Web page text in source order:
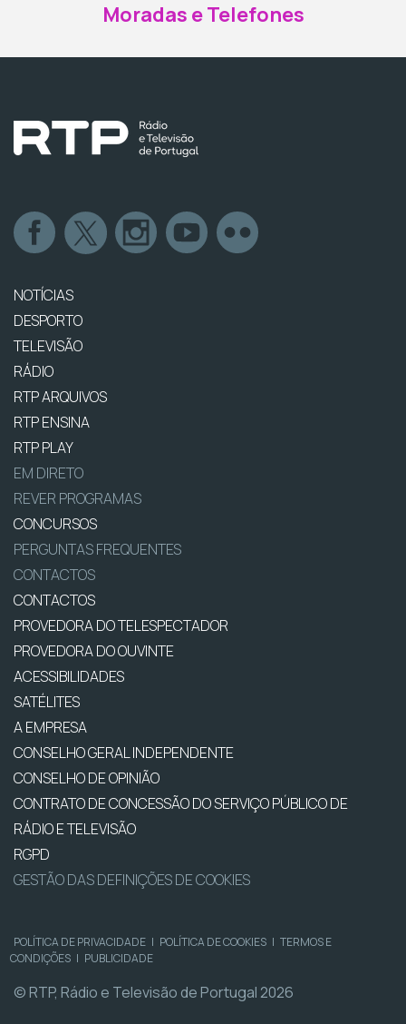
Moradas e Telefones
NOTÍCIAS
DESPORTO
TELEVISÃO
RÁDIO
RTP ARQUIVOS
RTP ENSINA
RTP PLAY
EM DIRETO
REVER PROGRAMAS
CONCURSOS
PERGUNTAS FREQUENTES
CONTACTOS
CONTACTOS
PROVEDORA DO TELESPECTADOR
PROVEDORA DO OUVINTE
ACESSIBILIDADES
SATÉLITES
A EMPRESA
CONSELHO GERAL INDEPENDENTE
CONSELHO DE OPINIÃO
CONTRATO DE CONCESSÃO DO SERVIÇO PÚBLICO DE
RÁDIO E TELEVISÃO
RGPD
GESTÃO DAS DEFINIÇÕES DE COOKIES
POLÍTICA DE PRIVACIDADE | POLÍTICA DE COOKIES | TERMOS E
CONDIÇÕES | PUBLICIDADE
© RTP, Rádio e Televisão de Portugal 2026